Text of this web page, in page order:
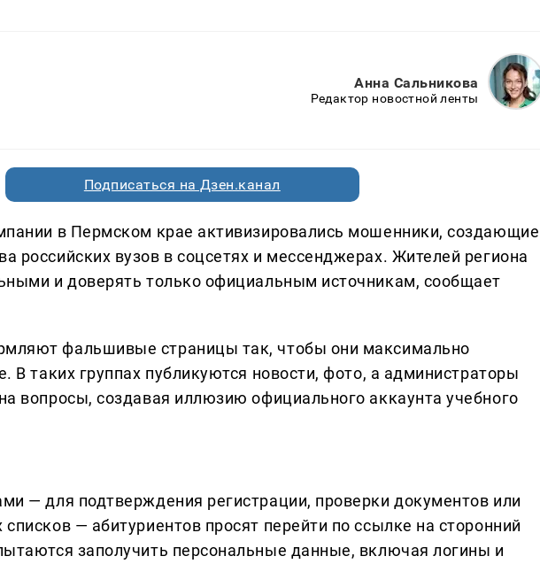
Анна Сальникова
Редактор новостной ленты
Подписаться на Дзен.канал
в Пермском крае активизировались мошенники, создающие
российских вузов в соцсетях и мессенджерах. Жителей региона
и доверять только официальным источникам, сообщает
фальшивые страницы так, чтобы они максимально
В таких группах публикуются новости, фото, а администраторы
вопросы, создавая иллюзию официального аккаунта учебного
— для подтверждения регистрации, проверки документов или
— абитуриентов просят перейти по ссылке на сторонний
заполучить персональные данные, включая логины и